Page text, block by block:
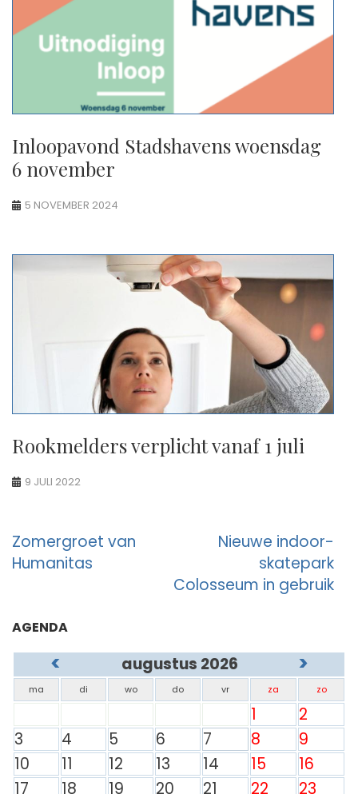
Inloopavond Stadshavens woensdag
6 november
5 NOVEMBER 2024
Rookmelders verplicht vanaf 1 juli
9 JULI 2022
Berichtnavigatie
Zomergroet van
Humanitas
Nieuwe indoor-
skatepark
Colosseum in gebruik
AGENDA
< augustus 2026 >
ma di wo do vr za zo
1
2
3
4 5 6 7 8
9
10
11 12 13 14 15
16
17
18 19 20 21 22
23